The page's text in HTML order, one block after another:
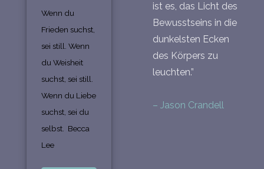
Wenn du
Frieden suchst,
sei still. Wenn
du Weisheit
suchst, sei still.
Wenn du Liebe
suchst, sei du
selbst. Becca
Lee
ist es, das Licht des
Bewusstseins in die
dunkelsten Ecken
des Körpers zu
leuchten.”
– Jason Crandell